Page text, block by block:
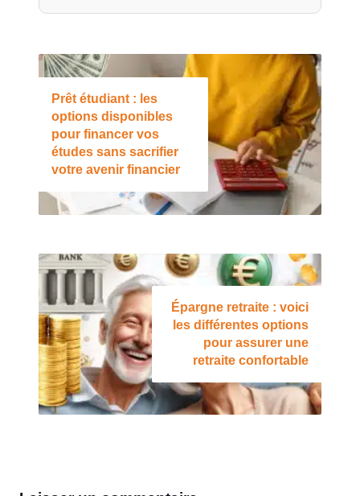
Prêt étudiant : les
options disponibles
pour financer vos
études sans sacrifier
votre avenir financier
Épargne retraite : voici
les différentes options
pour assurer une
retraite confortable